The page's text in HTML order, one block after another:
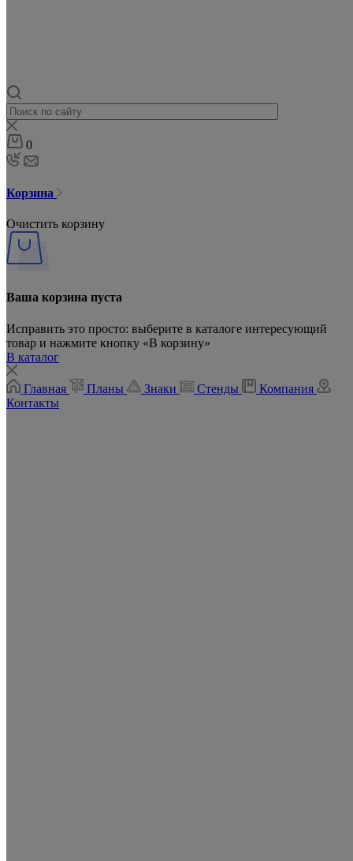
0
Корзина
Очистить корзину
Ваша корзина пуста
Исправить это просто: выберите в каталоге интересующий
товар и нажмите кнопку «В корзину»
В каталог
Главная Планы Знаки Стенды
Компания
Контакты